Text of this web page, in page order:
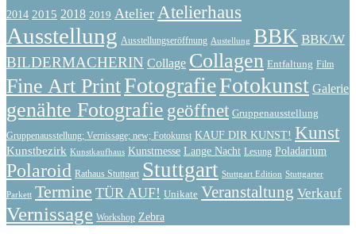
2014 2015 2018 2019 Atelier Atelierhaus
Ausstellung Ausstellungseröffnung Austellung BBK BBK/W
BILDERMACHERIN Collage Collagen Entfaltung Film
Fine Art PrintFotografieFotokunst Galerie
genähte Fotografie geöffnet Gruppenausstellung
Gruppenausstellung; Vernissage; new; Fotokunst KAUF DIR KUNST! Kunst
Kunstbezirk Kunstkaufhaus Kunstmesse Lange Nacht Lesung Poladarium
Polaroid Rathaus Stuttgart Stuttgart Stuttgart Edition Stuttgarter
Parkett Termine TÜR AUF! Unikate Veranstaltung Verkauf
Vernissage Workshop Zebra